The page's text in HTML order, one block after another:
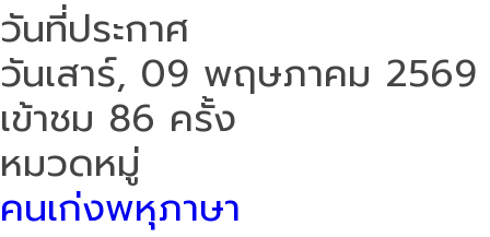
วันที่ประกาศ
วันเสาร์, 09 พฤษภาคม 2569
เข้าชม 86 ครั้ง
หมวดหมู่
คนเก่งพหุภาษา